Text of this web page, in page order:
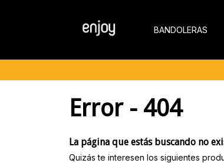
BANDOLERAS
Error - 404
La página que estás buscando no
Quizás te interesen los siguientes